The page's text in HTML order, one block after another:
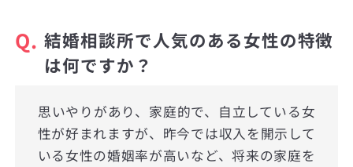
Q. 結婚相談所で人気のある女性の特徴
は何ですか？
思いやりがあり、家庭的で、自立している女
性が好まれますが、昨今では収入を開示して
いる女性の婚姻率が高いなど、将来の家庭を